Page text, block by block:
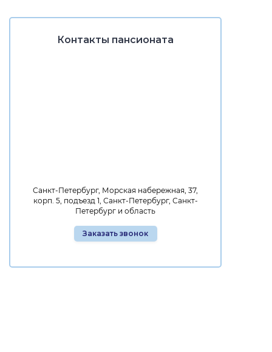
Контакты пансионата
Санкт-Петербург, Морская набережная, 37,
корп. 5, подъезд 1, Санкт-Петербург, Санкт-
Петербург и область
Заказать звонок